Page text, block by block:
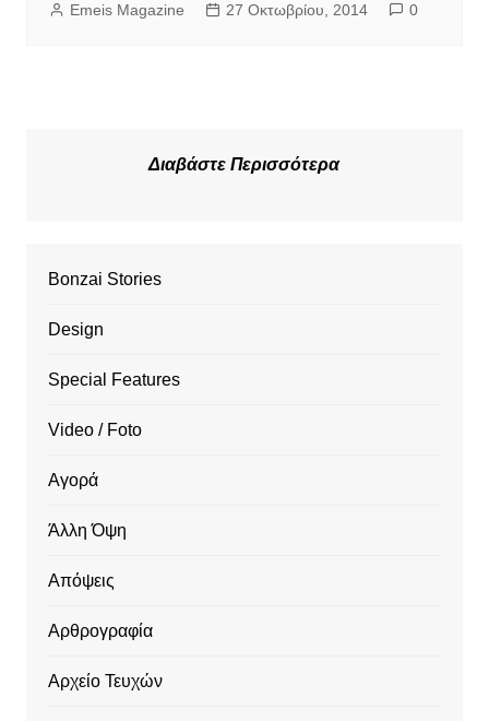
Emeis Magazine 27 Οκτωβρίου, 2014 0
Διαβάστε Περισσότερα
Bonzai Stories
Design
Special Features
Video / Foto
Αγορά
Άλλη Όψη
Απόψεις
Αρθρογραφία
Αρχείο Τευχών